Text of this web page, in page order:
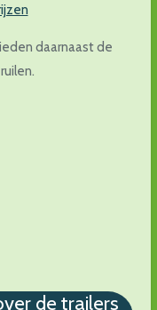
daarnaast de
de trailers